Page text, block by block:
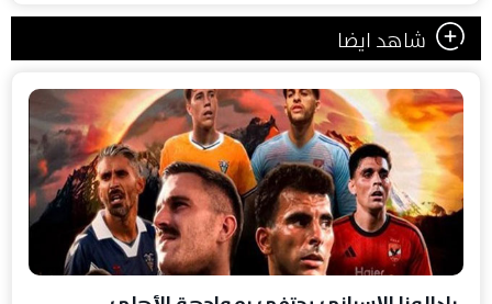
شاهد ايضا